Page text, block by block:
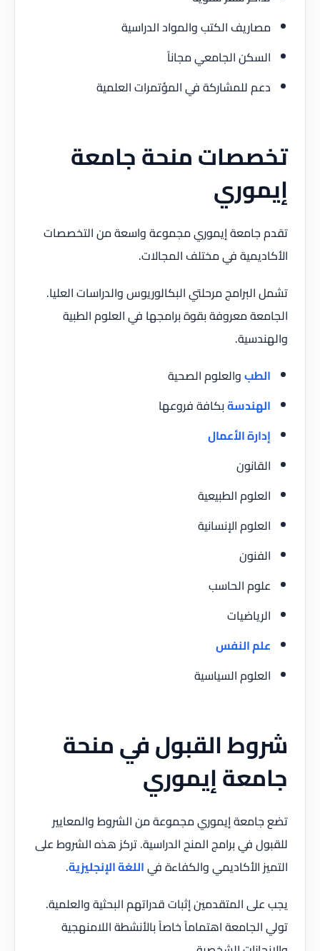
مصاريف الكتب والمواد الدراسية
السكن الجامعي مجاناً
دعم للمشاركة في المؤتمرات العلمية
تخصصات منحة جامعة
إيموري
تقدم جامعة إيموري مجموعة واسعة من التخصصات
الأكاديمية في مختلف المجالات.
تشمل البرامج مرحلتي البكالوريوس والدراسات العليا.
الجامعة معروفة بقوة برامجها في العلوم الطبية
والهندسية.
الطبوالعلوم الصحية
الهندسةبكافة فروعها
إدارة الأعمال
القانون
العلوم الطبيعية
العلوم الإنسانية
الفنون
علوم الحاسب
الرياضيات
علم النفس
العلوم السياسية
شروط القبول في منحة
جامعة إيموري
تضع جامعة إيموري مجموعة من الشروط والمعايير
للقبول في برامج المنح الدراسية. تركز هذه الشروط على
التميز الأكاديمي والكفاءة فياللغة الإنجليزية.
يجب على المتقدمين إثبات قدراتهم البحثية والعلمية.
تولي الجامعة اهتماماً خاصاً بالأنشطة اللامنهجية